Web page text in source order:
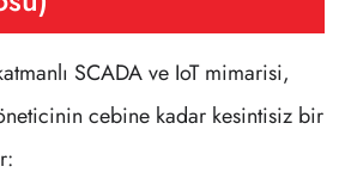
SCADA ve IoT mimarisi,
cebine kadar kesintisiz bir